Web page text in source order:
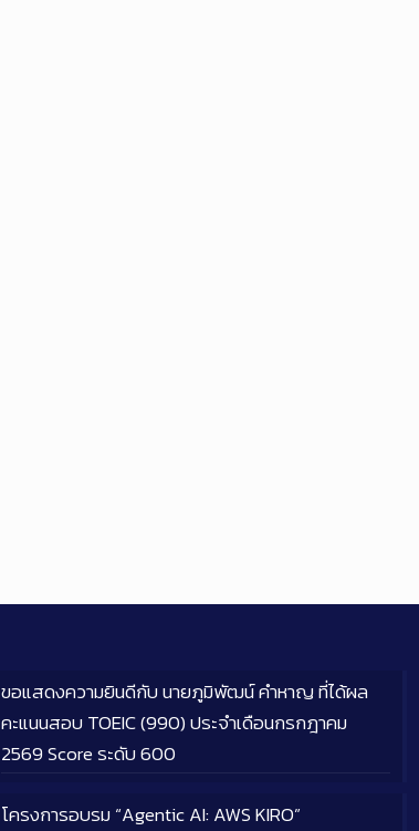
ขอแสดงความยินดีกับ นายภูมิพัฒน์ คำหาญ ที่ได้ผล
คะแนนสอบ TOEIC (990) ประจำเดือนกรกฎาคม
2569 Score ระดับ 600
โครงการอบรม “Agentic AI: AWS KIRO”